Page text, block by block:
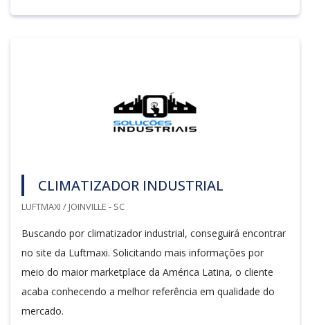
CLIMATIZADOR INDUSTRIAL
LUFTMAXI / JOINVILLE - SC
Buscando por climatizador industrial, conseguirá encontrar
no site da Luftmaxi. Solicitando mais informações por
meio do maior marketplace da América Latina, o cliente
acaba conhecendo a melhor referência em qualidade do
mercado.